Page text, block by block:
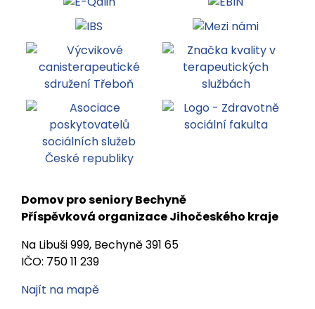
Domov pro seniory Bechyně
Příspěvková organizace Jihočeského kraje
Na Libuši 999, Bechyně 391 65
IČO: 750 11 239
Najít na mapě